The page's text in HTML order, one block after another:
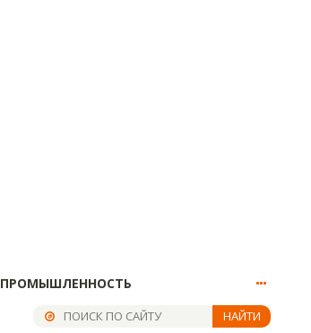
ПРОМЫШЛЕННОСТЬ
НАЙТИ